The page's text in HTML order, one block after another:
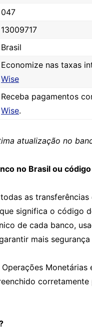
047
13009717
Brasil
Economize nas taxas
Wise
Receba pagamentos
Wise.
atualização no
no Brasil ou
as
significa o código
de cada banco,
mais segurança